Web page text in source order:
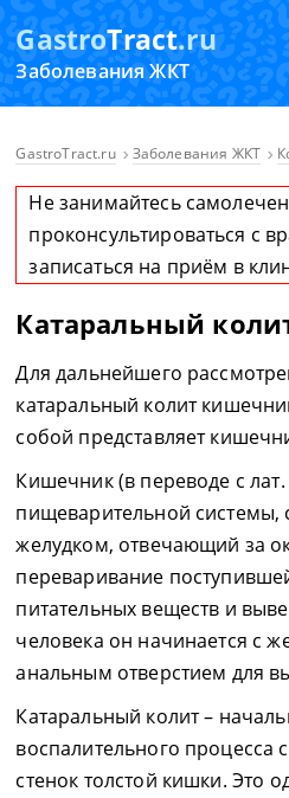
GastroTract.ru
Заболевания ЖКТ
GastroTract.ru Заболевания ЖКТ
Не занимайтесь
проконсультироваться с
записаться на приём в
Катаральный
Для дальнейшего
катаральный колит
собой представляет
Кишечник (в переводе с
пищеварительной системы,
желудком, отвечающий за
переваривание
питательных веществ и
человека он начинается с
анальным отверстием для
Катаральный колит –
воспалительного процесса
стенок толстой кишки. Это